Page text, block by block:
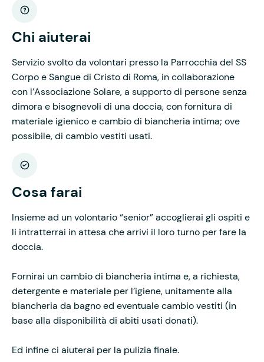
Chi aiuterai
Servizio svolto da volontari presso la Parrocchia del SS
Corpo e Sangue di Cristo di Roma, in collaborazione
con l’Associazione Solare, a supporto di persone senza
dimora e bisognevoli di una doccia, con fornitura di
materiale igienico e cambio di biancheria intima; ove
possibile, di cambio vestiti usati.
Cosa farai
Insieme ad un volontario “senior” accoglierai gli ospiti e
li intratterrai in attesa che arrivi il loro turno per fare la
doccia.
Fornirai un cambio di biancheria intima e, a richiesta,
detergente e materiale per l’igiene, unitamente alla
biancheria da bagno ed eventuale cambio vestiti (in
base alla disponibilità di abiti usati donati).
Ed infine ci aiuterai per la pulizia finale.